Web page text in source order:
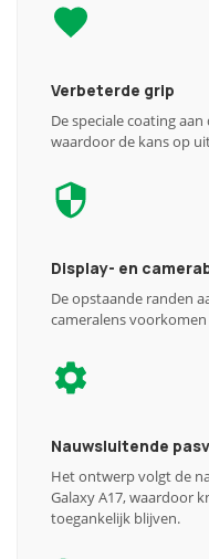
Verbeterde grip
De speciale coating
waardoor de kans op
Display- en
De opstaande randen
cameralens
Nauwsluitende
Het ontwerp volgt de
Galaxy A17, waardoor
toegankelijk blijven.